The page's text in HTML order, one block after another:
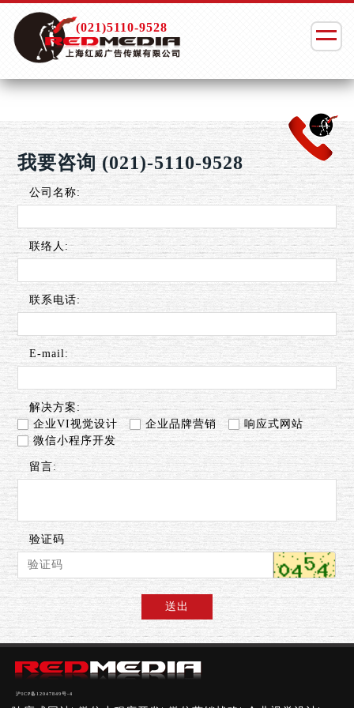
(021)5110-9528
我要咨询 (021)-5110-9528
公司名称:
联络人:
联系电话:
E-mail:
解决方案:
企业VI视觉设计
企业品牌营销
响应式网站
微信小程序开发
留言:
验证码
送出
沪ICP备12047849号-4